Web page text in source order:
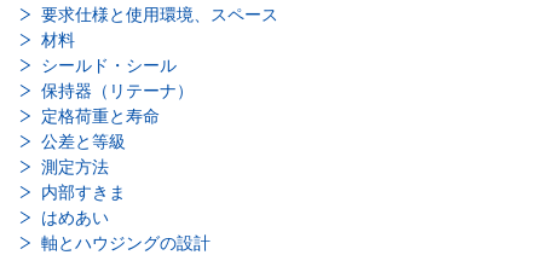
要求仕様と使用環境、スペース
材料
シールド・シール
保持器（リテーナ）
定格荷重と寿命
公差と等級
測定方法
内部すきま
はめあい
軸とハウジングの設計